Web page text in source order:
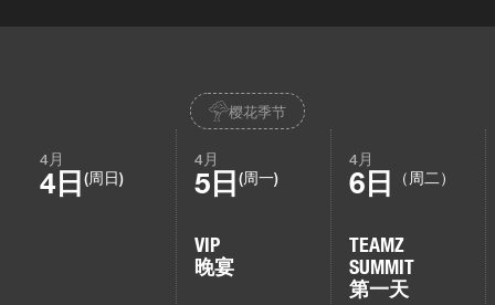
樱花季节
4月
4日 (周日)
4月
5日 (周一)
VIP
晚宴
4月
6日 （周二）
TEAMZ
SUMMIT
第一天